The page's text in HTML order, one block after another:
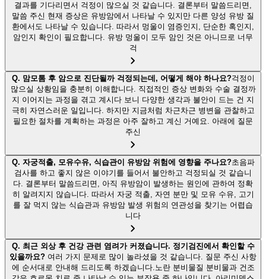
결과를 기다리면서 걱정이 많으실 것 같습니다. 결론부터 말씀드리면,
말씀 주신 현재 증상은 유방암에서 나타날 수 있지만 다른 양성 유방 질
환에서도 나타날 수 있습니다. 따라서 멍울이 염증인지, 단순한 혹인지,
암인지 확인이 필요합니다. 유방 멍울이 모두 암인 것은 아니므로 너무
걱
Q. 맘모톰 후 암으로 진단될까 걱정되는데, 어떻게 해야 하나요?걱정이
많으실 상황임을 충분히 이해합니다. 직접적인 증상 변화와 수술 결정까
지 이어지는 과정을 겪고 계시다 보니 다양한 생각과 불안이 드는 건 지
극히 자연스러운 일입니다. 하지만 지금처럼 차근차근 병변을 관찰하고
필요한 절차를 계획하는 과정은 아주 잘하고 계신 거예요. 아래에 질문
주신
Q. 자궁적출, 모유수유, 식습관이 유방암 위험에 영향을 주나요?초음파
검사를 하고 좋지 않은 이야기를 들어서 불안하고 걱정되실 것 같습니
다. 결론부터 말씀드리면, 아직 유방암이 발생하는 원인에 관하여 정확
히 알려지지 않습니다. 따라서 자궁 적출, 자연 분만 및 모유 수유, 고기
를 잘 먹지 않는 식습관과 유방암 발생 위험의 연관성을 찾기는 어렵습
니다
Q. 최근 외상 후 건강 관련 염려가 커졌습니다. 정기검진에서 확인할 수
있을까요? 여러 가지 문제로 많이 놀라셨을 것 같습니다. 질문 주신 사항
에 순서대로 안내해 드리도록 하겠습니다.노란 분비물질 분비물과 건조